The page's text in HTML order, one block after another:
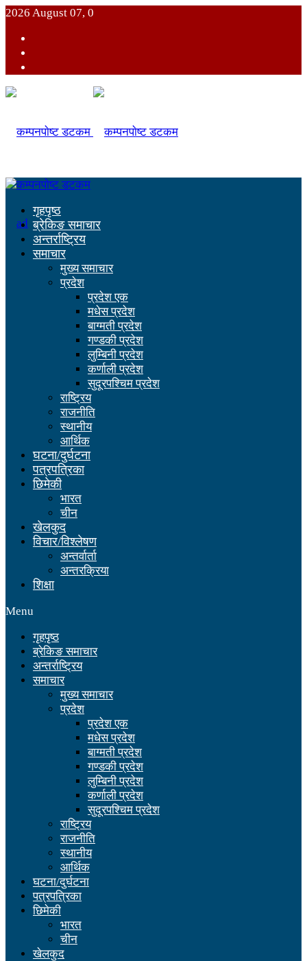
2026 August 07, 0
गृहपृष्ठ
ब्रेकिङ समाचार
अन्तर्राष्ट्रिय
समाचार
मुख्य समाचार
प्रदेश
प्रदेश एक
मधेस प्रदेश
बाग्मती प्रदेश
गण्डकी प्रदेश
लुम्बिनी प्रदेश
कर्णाली प्रदेश
सुदूरपश्चिम प्रदेश
राष्ट्रिय
राजनीति
स्थानीय
आर्थिक
घटना/दुर्घटना
पत्रपत्रिका
छिमेकी
भारत
चीन
खेलकुद
विचार/विश्लेषण
अन्तर्वार्ता
अन्तरक्रिया
शिक्षा
Menu
गृहपृष्ठ
ब्रेकिङ समाचार
अन्तर्राष्ट्रिय
समाचार
मुख्य समाचार
प्रदेश
प्रदेश एक
मधेस प्रदेश
बाग्मती प्रदेश
गण्डकी प्रदेश
लुम्बिनी प्रदेश
कर्णाली प्रदेश
सुदूरपश्चिम प्रदेश
राष्ट्रिय
राजनीति
स्थानीय
आर्थिक
घटना/दुर्घटना
पत्रपत्रिका
छिमेकी
भारत
चीन
खेलकुद